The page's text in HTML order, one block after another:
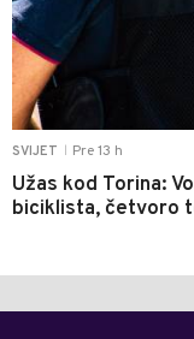
SVIJET Pre 13 h
Užas kod Torina:
biciklista, četvoro